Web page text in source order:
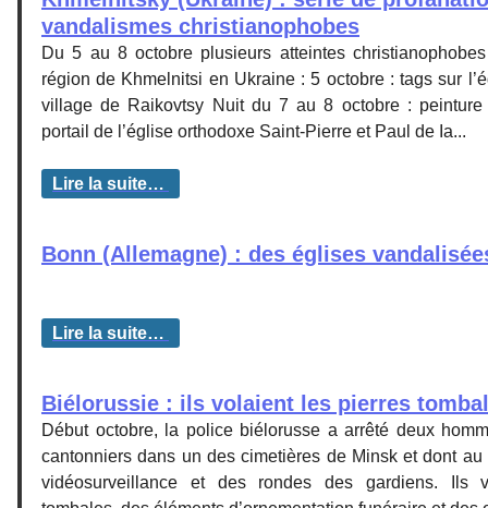
vandalismes christianophobes
Du 5 au 8 octobre plusieurs atteintes
région de Khmelnitsi en Ukraine : 5 octobre : tags sur
village de Raikovtsy Nuit du 7 au 8 octobre :
portail de l’église orthodoxe Saint-Pierre et Paul de Ia...
Lire la suite…
Bonn (Allemagne) : des églises
Lire la suite…
Biélorussie : ils volaient les pierres
Début octobre, la police biélorusse a arrêté deux
cantonniers dans un des cimetières de Minsk et dont
vidéosurveillance et des rondes des gardiens. Ils